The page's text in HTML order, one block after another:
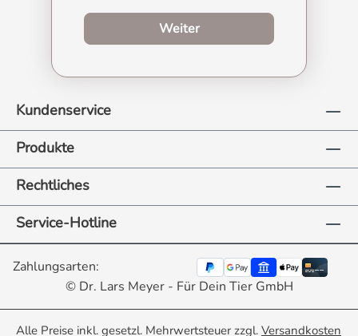
Weiterzum Produktberater
Kundenservice
Produkte
Rechtliches
Service-Hotline
Zahlungsarten:
© Dr. Lars Meyer - Für Dein Tier GmbH
Alle Preise inkl. gesetzl. Mehrwertsteuer zzgl. Versandkosten